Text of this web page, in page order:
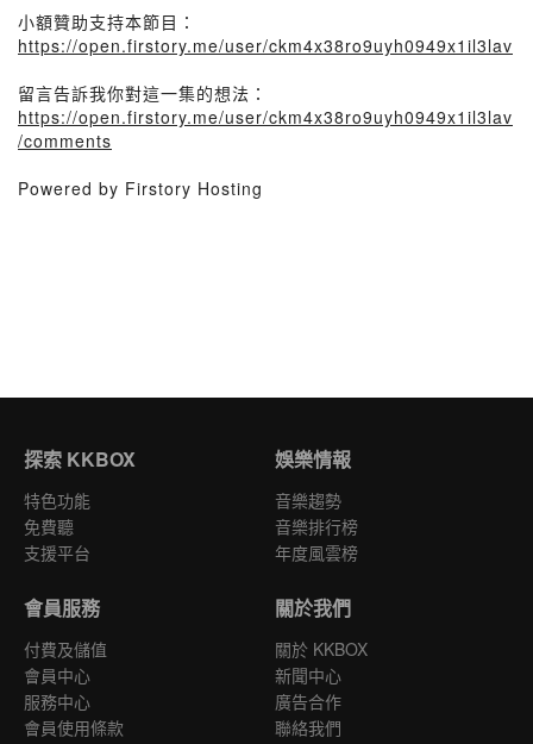
小額贊助支持本節目：
https://open.firstory.me/user/ckm4x38ro9uyh0949x1il3lav
留言告訴我你對這一集的想法：
https://open.firstory.me/user/ckm4x38ro9uyh0949x1il3lav
/comments
Powered by Firstory Hosting
探索 KKBOX
特色功能
免費聽
支援平台
娛樂情報
音樂趨勢
音樂排行榜
年度風雲榜
會員服務
付費及儲值
會員中心
服務中心
會員使用條款
關於我們
關於 KKBOX
新聞中心
廣告合作
聯絡我們